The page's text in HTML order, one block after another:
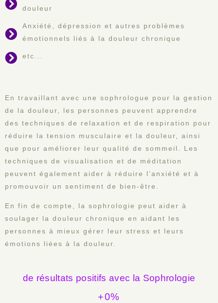
douleur
Anxiété, dépression et autres problèmes
émotionnels liés à la douleur chronique
etc...
En travaillant avec une sophrologue pour la gestion
de la douleur, les personnes peuvent apprendre
des techniques de relaxation et de respiration pour
réduire la tension musculaire et la douleur, ainsi
que pour améliorer leur qualité de sommeil. Les
techniques de visualisation et de méditation
peuvent également aider à réduire l’anxiété et à
promouvoir un sentiment de bien-être.
En fin de compte, la sophrologie peut aider à
soulager la douleur chronique en aidant les
personnes à mieux gérer leur stress et leurs
émotions liées à la douleur.
de résultats positifs avec la Sophrologie
+0%